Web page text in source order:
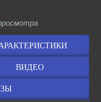
ВИДЕО